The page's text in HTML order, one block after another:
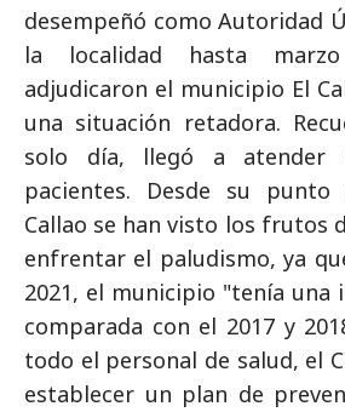
desempeñó como Autoridad
la localidad hasta
adjudicaron el municipio El
una situación retadora.
solo día, llegó a atender
pacientes. Desde su
Callao se han visto los frutos
enfrentar el paludismo, ya
2021, el municipio "tenía una
comparada con el 2017 y
todo el personal de salud, el
establecer un plan de